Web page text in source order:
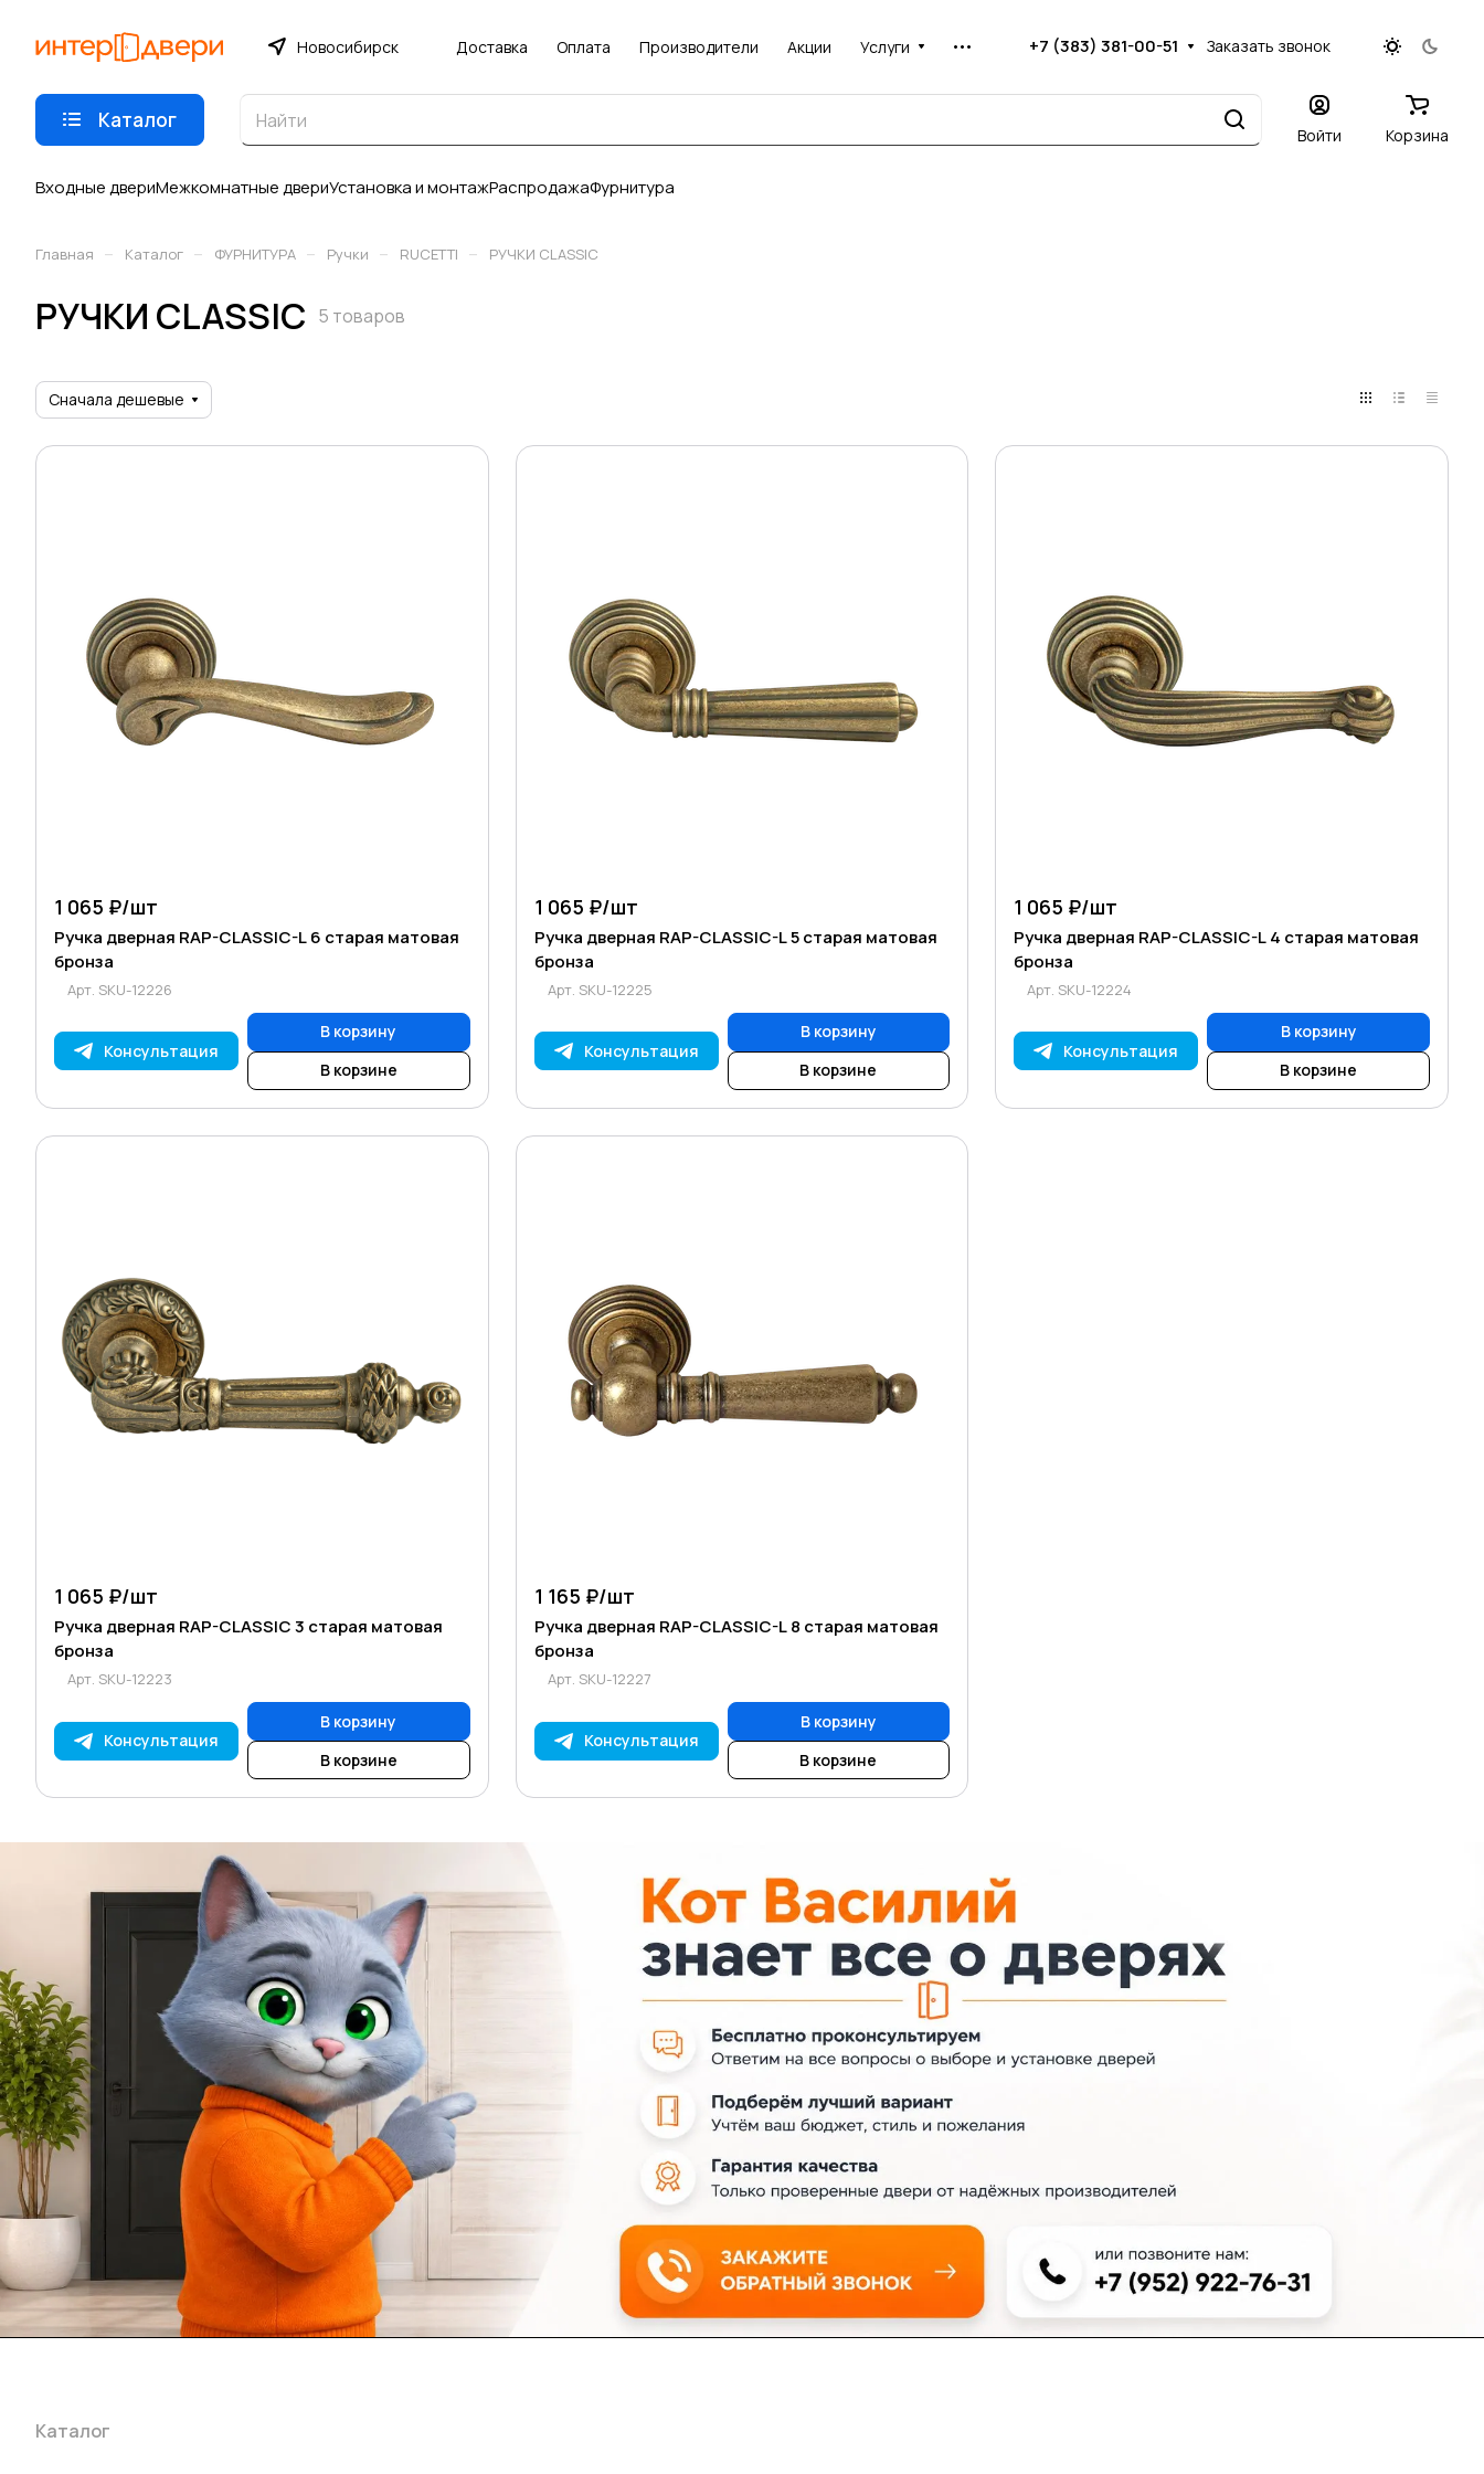
Новосибирск Доставка Оплата Производители Акции Услуги +7 (383) 381-00-51 Заказать звонок
Каталог
Войти Корзина
Входные двериМежкомнатные двериУстановка и монтажРаспродажаФурнитура
Главная – Каталог – ФУРНИТУРА – Ручки – RUCETTI – РУЧКИ CLASSIC
РУЧКИ CLASSIC 5 товаров
Сначала дешевые
1 065 ₽/шт
Ручка дверная RAP-CLASSIC-L 6 старая матовая
бронза
Арт. SKU-12226
Консультация
В корзину
В корзине
1 065 ₽/шт
Ручка дверная RAP-CLASSIC-L 5 старая матовая
бронза
Арт. SKU-12225
Консультация
В корзину
В корзине
1 065 ₽/шт
Ручка дверная RAP-CLASSIC-L 4 старая матовая
бронза
Арт. SKU-12224
Консультация
В корзину
В корзине
1 065 ₽/шт
Ручка дверная RAP-CLASSIC 3 старая матовая
бронза
Арт. SKU-12223
Консультация
В корзину
В корзине
1 165 ₽/шт
Ручка дверная RAP-CLASSIC-L 8 старая матовая
бронза
Арт. SKU-12227
Консультация
В корзину
В корзине
Каталог